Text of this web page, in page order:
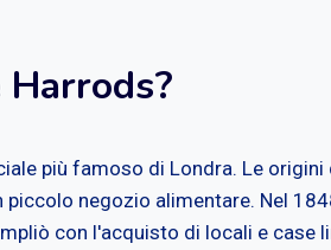
più famoso di Londra. Le origini
piccolo negozio alimentare. Nel
con l'acquisto di locali e case